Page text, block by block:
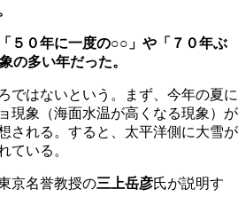
５０年に一度の○○」や「７０年ぶ
の多い年だった。
ではないという。まず、今年の夏に
現象（海面水温が高くなる現象）が
される。すると、太平洋側に大雪が
ている。
京名誉教授の三上岳彦氏が説明す